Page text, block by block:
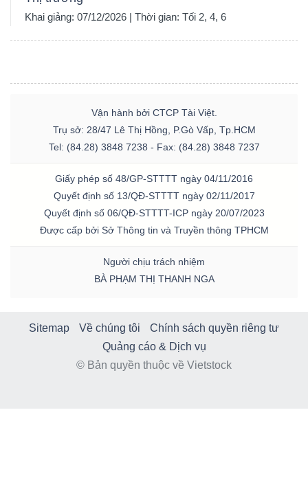
Khai giảng: 07/12/2026 | Thời gian: Tối 2, 4, 6
Vận hành bởi CTCP Tài Việt.
Trụ sở: 28/47 Lê Thị Hồng, P.Gò Vấp, Tp.HCM
Tel: (84.28) 3848 7238 - Fax: (84.28) 3848 7237
Giấy phép số 48/GP-STTTT ngày 04/11/2016
Quyết định số 13/QĐ-STTTT ngày 02/11/2017
Quyết định số 06/QĐ-STTTT-ICP ngày 20/07/2023
Được cấp bởi Sở Thông tin và Truyền thông TPHCM
Người chịu trách nhiệm
BÀ PHẠM THỊ THANH NGA
Sitemap Về chúng tôi
Chính sách quyền riêng tư
Quảng cáo & Dịch vụ
© Bản quyền thuộc về Vietstock